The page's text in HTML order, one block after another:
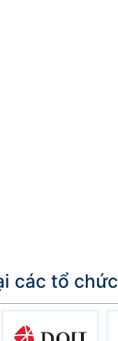
các tổ chức